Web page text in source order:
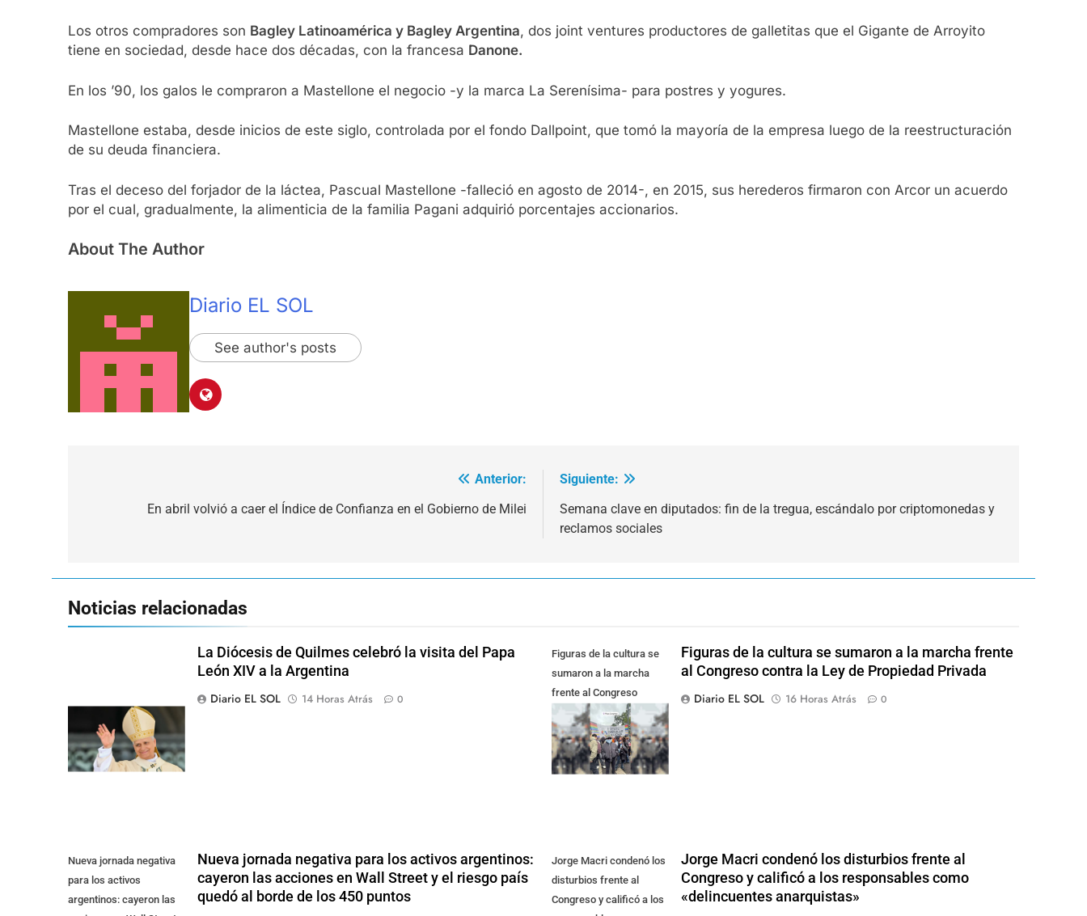
Los otros compradores son Bagley Latinoamérica y Bagley Argentina, dos joint ventures productores de galletitas que el Gigante de Arroyito
tiene en sociedad, desde hace dos décadas, con la francesa Danone.
En los ’90, los galos le compraron a Mastellone el negocio -y la marca La Serenísima- para postres y yogures.
Mastellone estaba, desde inicios de este siglo, controlada por el fondo Dallpoint, que tomó la mayoría de la empresa luego de la reestructuración
de su deuda financiera.
Tras el deceso del forjador de la láctea, Pascual Mastellone -falleció en agosto de 2014-, en 2015, sus herederos firmaron con Arcor un acuerdo
por el cual, gradualmente, la alimenticia de la familia Pagani adquirió porcentajes accionarios.
About The Author
Diario EL SOL
See author's posts
Anterior:
En abril volvió a caer el Índice de Confianza en el Gobierno de Milei
Siguiente:
Semana clave en diputados: fin de la tregua, escándalo por criptomonedas y
reclamos sociales
Noticias relacionadas
La Diócesis de Quilmes celebró la visita del Papa
León XIV a la Argentina
Diario EL SOL
14 Horas Atrás 0
Figuras de la cultura se
sumaron a la marcha
frente al Congreso
contra la Ley de
Propiedad Privada
Figuras de la cultura se sumaron a la marcha frente
al Congreso contra la Ley de Propiedad Privada
Diario EL SOL
16 Horas Atrás 0
Nueva jornada negativa
para los activos
argentinos: cayeron las
Nueva jornada negativa para los activos argentinos:
cayeron las acciones en Wall Street y el riesgo país
quedó al borde de los 450 puntos
Jorge Macri condenó los
disturbios frente al
Congreso y calificó a los
Jorge Macri condenó los disturbios frente al
Congreso y calificó a los responsables como
«delincuentes anarquistas»